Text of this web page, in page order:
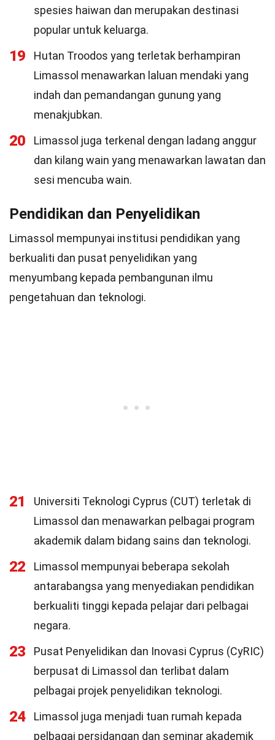
spesies haiwan dan merupakan destinasi
popular untuk keluarga.
19
Hutan Troodos yang terletak berhampiran
Limassol menawarkan laluan mendaki yang
indah dan pemandangan gunung yang
menakjubkan.
20
Limassol juga terkenal dengan ladang anggur
dan kilang wain yang menawarkan lawatan dan
sesi mencuba wain.
Pendidikan dan Penyelidikan
Limassol mempunyai institusi pendidikan yang
berkualiti dan pusat penyelidikan yang
menyumbang kepada pembangunan ilmu
pengetahuan dan teknologi.
21
Universiti Teknologi Cyprus (CUT) terletak di
Limassol dan menawarkan pelbagai program
akademik dalam bidang sains dan teknologi.
22
Limassol mempunyai beberapa sekolah
antarabangsa yang menyediakan pendidikan
berkualiti tinggi kepada pelajar dari pelbagai
negara.
23
Pusat Penyelidikan dan Inovasi Cyprus (CyRIC)
berpusat di Limassol dan terlibat dalam
pelbagai projek penyelidikan teknologi.
24
Limassol juga menjadi tuan rumah kepada
pelbagai persidangan dan seminar akademik